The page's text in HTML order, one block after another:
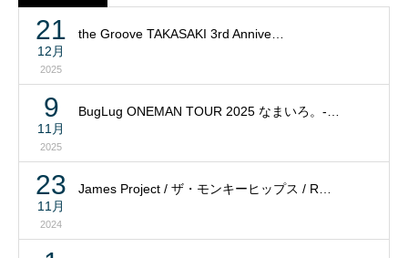
21
12月
2025
the Groove TAKASAKI 3rd Annive…
9
11月
2025
BugLug ONEMAN TOUR 2025 なまいろ。-…
23
11月
2024
James Project / ザ・モンキーヒップス / R…